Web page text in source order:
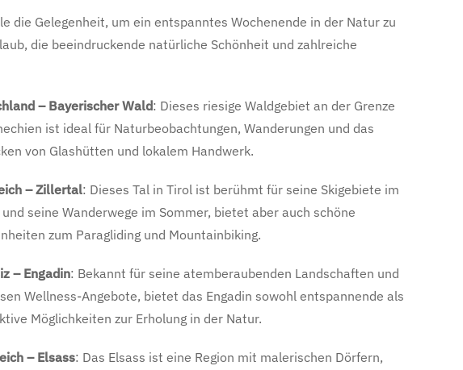
Gelegenheit, um ein entspanntes Wochenende in der Natur zu
die beeindruckende natürliche Schönheit und zahlreiche
– Bayerischer Wald: Dieses riesige Waldgebiet an der Grenze
ist ideal für Naturbeobachtungen, Wanderungen und das
von Glashütten und lokalem Handwerk.
– Zillertal: Dieses Tal in Tirol ist berühmt für seine Skigebiete im
seine Wanderwege im Sommer, bietet aber auch schöne
zum Paragliding und Mountainbiking.
– Engadin: Bekannt für seine atemberaubenden Landschaften und
Wellness-Angebote, bietet das Engadin sowohl entspannende als
Möglichkeiten zur Erholung in der Natur.
– Elsass: Das Elsass ist eine Region mit malerischen Dörfern,